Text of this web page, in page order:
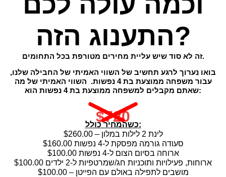
התענוג הזה?
זה לא סוד שיש עליית מחירים מטורפת בכל התחומים.
בואו נערוך לרגע תחשיב של השווי האמיתי של החבילה שלנו,
עבור משפחה ממוצעת בת 4 נפשות. השווי האמיתי של מה
שאתם מקבלים למשפחה ממוצעת בת 4 נפשות הוא:
$720
כשהמחיר כולל:
לינת 2 לילות במלון – $260.00
סעודה גורמה מפסקת ל-4 נפשות $160.00
ארוחה בסיום הצום ל-4 נפשות $100.00
ארוחות, פעילויות ותוכניות חג/שמרטפיות ל-2 ילדים $100.00
מושבים לתפילה באולם עם הפייטן – $100.00